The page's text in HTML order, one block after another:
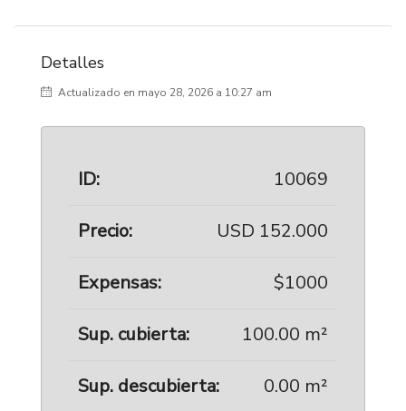
Detalles
Actualizado en mayo 28, 2026 a 10:27 am
ID: 10069
Precio: USD 152.000
Expensas: $1000
Sup. cubierta: 100.00 m²
Sup. descubierta: 0.00 m²